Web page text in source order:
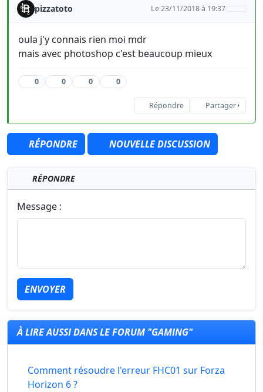
pizzatoto Le 23/11/2018 à 19:37
oula j'y connais rien moi mdr
mais avec photoshop c'est beaucoup mieux
0 0 0 0
Répondre Partager
RÉPONDRE NOUVELLE DISCUSSION
RÉPONDRE
Message :
ENVOYER
À LIRE AUSSI DANS LE FORUM "GAMING"
Comment résoudre l'erreur FHC01 sur Forza
Horizon 6 ?